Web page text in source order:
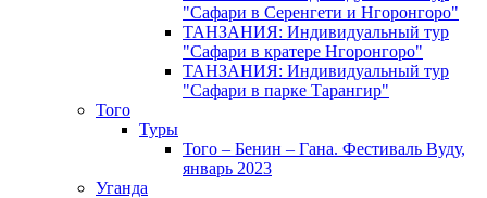
"Сафари в Серенгети и Нгоронгоро"
ТАНЗАНИЯ: Индивидуальный тур
"Сафари в кратере Нгоронгоро"
ТАНЗАНИЯ: Индивидуальный тур
"Сафари в парке Тарангир"
Того
Туры
Того – Бенин – Гана. Фестиваль Вуду,
январь 2023
Уганда